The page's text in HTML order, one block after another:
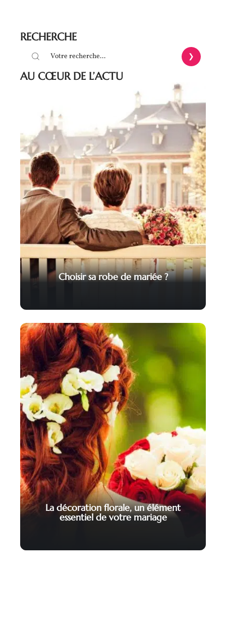
RECHERCHE
AU CŒUR DE L’ACTU
Choisir sa robe de mariée ?
La décoration florale, un élément
essentiel de votre mariage